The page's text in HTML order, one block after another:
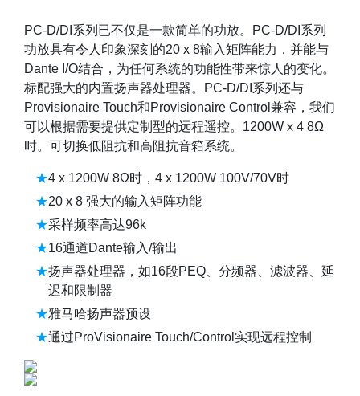
PC-D/DI系列已不仅是一款简单的功放。PC-D/DI系列
功放具有令人印象深刻的20 x 8输入矩阵能力，并能与
Dante I/O结合，为任何系统的功能性带来惊人的变化。
标配强大的内置扬声器处理器。PC-D/DI系列还与
Provisionaire Touch和Provisionaire Control兼容，我们
可以根据需要提供定制型的远程遥控。1200W x 4 8Ω
时。可切换低阻抗和高阻抗音箱系统。
4 x 1200W 8Ω时，4 x 1200W 100V/70V时
20 x 8 强大的输入矩阵功能
采样频率高达96k
16通道Dante输入/输出
扬声器处理器，如16段PEQ、分频器、滤波器、延
迟和限制器
雅马哈扬声器预设
通过ProVisionaire Touch/Control实现远程控制